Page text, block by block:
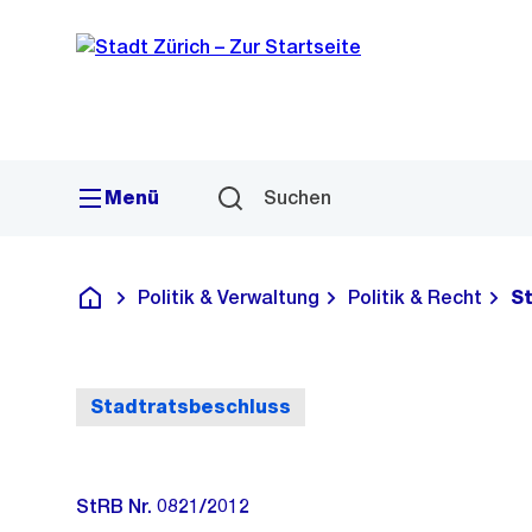
Navigation
Sprunglink
Menü Suchen
Deutsch
Politik & Verwaltung Politik & Recht
Stadtratsbeschluss
StRB Nr. 0821/2012